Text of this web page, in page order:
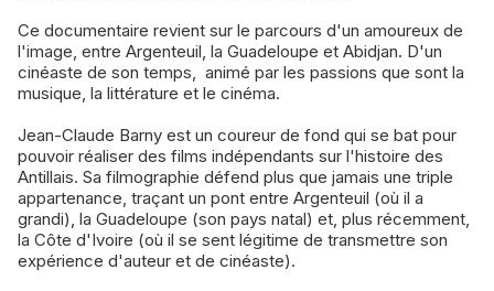
Ce documentaire revient sur le parcours d'un amoureux de
l'image, entre Argenteuil, la Guadeloupe et Abidjan. D'un
cinéaste de son temps, animé par les passions que sont la
musique, la littérature et le cinéma.
Jean-Claude Barny est un coureur de fond qui se bat pour
pouvoir réaliser des films indépendants sur l'histoire des
Antillais. Sa filmographie défend plus que jamais une triple
appartenance, traçant un pont entre Argenteuil (où il a
grandi), la Guadeloupe (son pays natal) et, plus récemment,
la Côte d'Ivoire (où il se sent légitime de transmettre son
expérience d'auteur et de cinéaste).